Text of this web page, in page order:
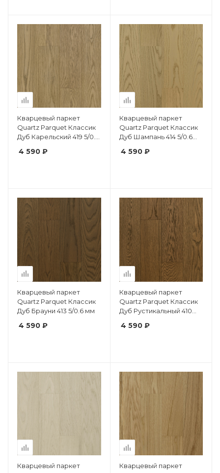
Кварцевый паркет
Quartz Parquet Классик
Дуб Карельский 419 5/0.6
4 590 ₽
Кварцевый паркет
Quartz Parquet Классик
Дуб Шампань 414 5/0.6
4 590 ₽
Кварцевый паркет
Quartz Parquet Классик
Дуб Брауни 413 5/0.6 мм
4 590 ₽
Кварцевый паркет
Quartz Parquet Классик
Дуб Рустикальный 410
4 590 ₽
Кварцевый паркет
Кварцевый паркет